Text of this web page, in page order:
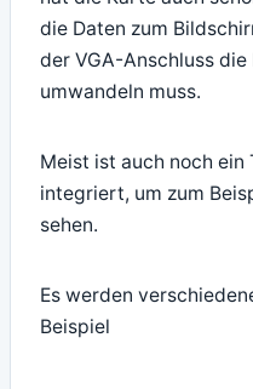
die Daten zum
der VGA-Anschluss
umwandeln muss.
Meist ist auch noch ein
integriert, um zum
sehen.
Es werden
Beispiel